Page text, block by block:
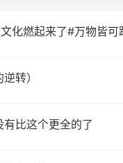
化燃起来了#万物皆
转）
比这个更全的了